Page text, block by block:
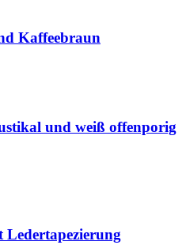
Kaffeebraun
und weiß offenporig
Ledertapezierung